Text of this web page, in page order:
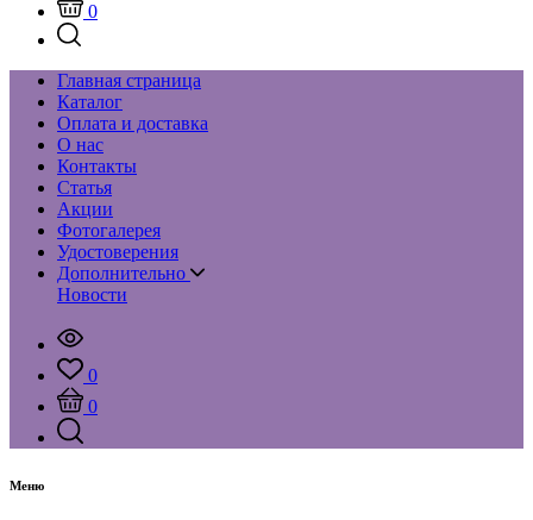
0
Главная страница
Каталог
Оплата и доставка
О нас
Контакты
Статья
Акции
Фотогалерея
Удостоверения
Дополнительно
Новости
0
0
Меню